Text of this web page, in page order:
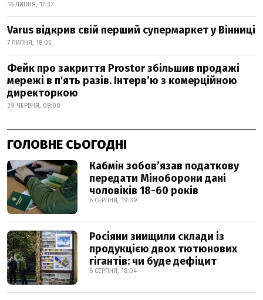
16 ЛИПНЯ, 17:37
Varus відкрив свій перший супермаркет у Вінниці
7 ЛИПНЯ, 18:05
Фейк про закриття Prostor збільшив продажі
мережі в п'ять разів. Інтерв’ю з комерційною
директоркою
29 ЧЕРВНЯ, 08:00
ГОЛОВНЕ СЬОГОДНІ
Кабмін зобовʼязав податкову
передати Міноборони дані
чоловіків 18-60 років
6 СЕРПНЯ, 19:39
Росіяни знищили склади із
продукцією двох тютюнових
гігантів: чи буде дефіцит
6 СЕРПНЯ, 18:04